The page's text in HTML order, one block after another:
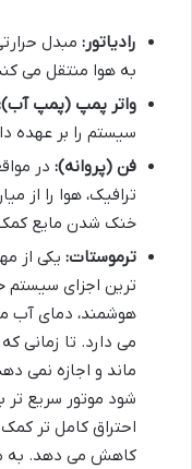
رادیاتور: مبدل
به هوا منتقل می
واتر پمپ (پمپ
سیستم را بر عهده
فن (پروانه): در
ترافیک، هوا را از
خنک شدن مایع
ترموستات: یکی از
ترین اجزای سیستم
هوشمند، دمای آب
می دارد. تا زمانی
ماند و اجازه نمی
شود موتور سریع تر
احتراق کامل تر
کاهش می دهد. به